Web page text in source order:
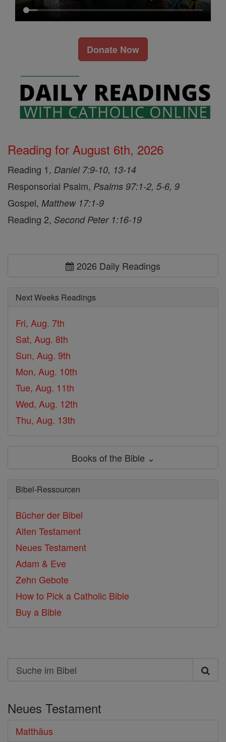
Donate Now
Reading for August 6th, 2026
Reading 1, Daniel 7:9-10, 13-14
Responsorial Psalm, Psalms 97:1-2, 5-6, 9
Gospel, Matthew 17:1-9
Reading 2, Second Peter 1:16-19
2026 Daily Readings
Next Weeks Readings
Fri, Aug. 7th
Sat, Aug. 8th
Sun, Aug. 9th
Mon, Aug. 10th
Tue, Aug. 11th
Wed, Aug. 12th
Thu, Aug. 13th
Books of the Bible ⌄
Bibel-Ressourcen
Bücher der Bibel
Alten Testament
Neues Testament
Adam & Eve
Zehn Gebote
How to Pick a Catholic Bible
Buy a Bible
Search
Suche
Bibel
Neues Testament
Matthäus